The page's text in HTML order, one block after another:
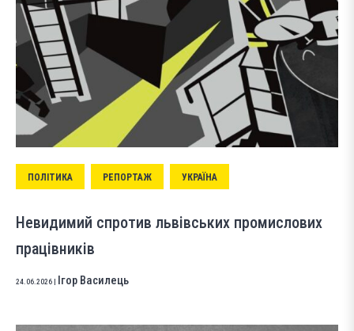
ПОЛІТИКА РЕПОРТАЖ УКРАЇНА
Невидимий спротив львівських промислових
працівників
24.06.2026 Ігор Василець